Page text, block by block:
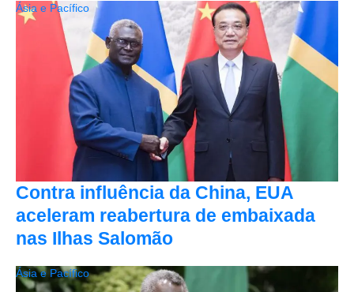
Contra influência da China, EUA
aceleram reabertura de embaixada
nas Ilhas Salomão
Ásia e Pacífico
Ásia e Pacífico